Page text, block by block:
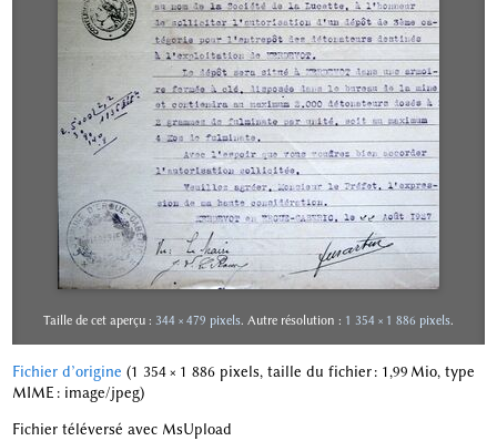
Taille de cet aperçu : 344 × 479 pixels. Autre résolution : 1 354 × 1 886 pixels.
Fichier d’origine (1 354 × 1 886 pixels, taille du fichier : 1,99 Mio, type
MIME : image/jpeg)
Fichier téléversé avec MsUpload